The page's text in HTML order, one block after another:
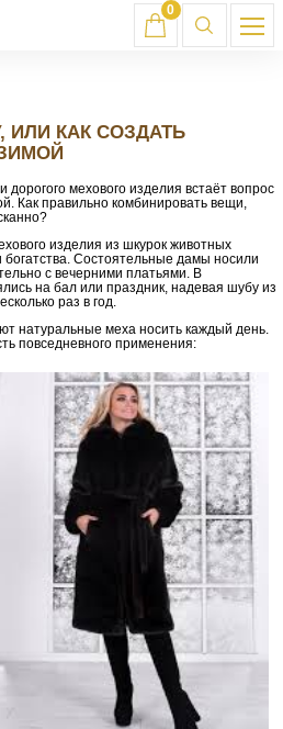
0
ИЛИ КАК СОЗДАТЬ
дорогого мехового изделия встаёт вопрос
Как правильно комбинировать вещи,
изделия из шкурок животных
Состоятельные дамы носили
с вечерними платьями. В
на бал или праздник, надевая шубу из
раз в год.
натуральные меха носить каждый день.
повседневного применения: